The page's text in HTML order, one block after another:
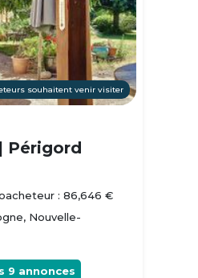
souhaitent venir visiter
Périgord
: 86,646 €
Nouvelle-
9 annonces